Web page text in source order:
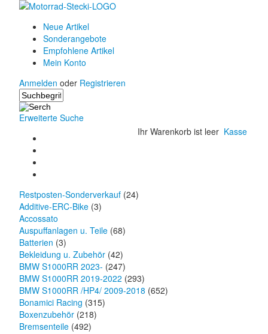
Neue Artikel
Sonderangebote
Empfohlene Artikel
Mein Konto
Anmelden oder Registrieren
Erweiterte Suche
Ihr Warenkorb ist leer Kasse
Restposten-Sonderverkauf (24)
Additive-ERC-Bike (3)
Accossato
Auspuffanlagen u. Teile (68)
Batterien (3)
Bekleidung u. Zubehör (42)
BMW S1000RR 2023- (247)
BMW S1000RR 2019-2022 (293)
BMW S1000RR /HP4/ 2009-2018 (652)
Bonamici Racing (315)
Boxenzubehör (218)
Bremsenteile (492)